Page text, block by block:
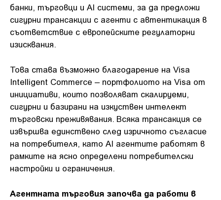
банки, търговци и AI системи, за да предложи
сигурни трансакции с агенти с автентикация в
съответствие с европейските регулаторни
изисквания.
Това става възможно благодарение на Visa
Intelligent Commerce – портфолиото на Visa от
инициативи, които позволяват скалируеми,
сигурни и базирани на изкуствен интелект
търговски преживявания. Всяка трансакция се
извършва единствено след изричното съгласие
на потребителя, като AI агентите работят в
рамките на ясно определени потребителски
настройки и ограничения.
Агентната търговия започва да работи в